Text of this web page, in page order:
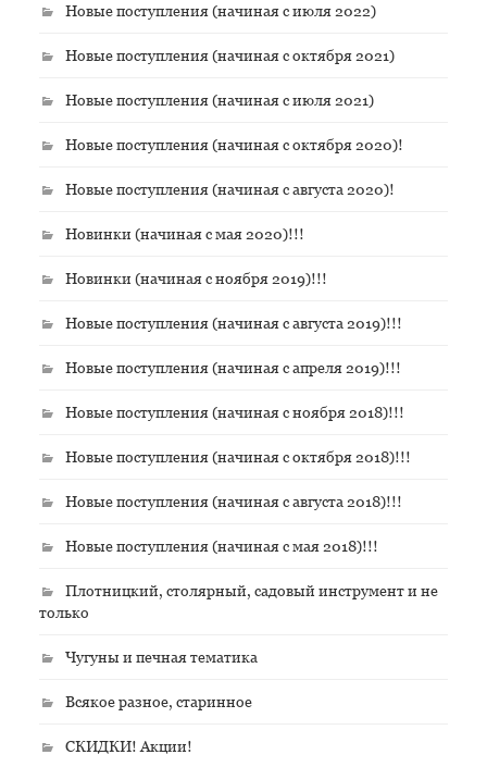
Новые поступления (начиная с июля 2022)
Новые поступления (начиная с октября 2021)
Новые поступления (начиная с июля 2021)
Новые поступления (начиная с октября 2020)!
Новые поступления (начиная с августа 2020)!
Новинки (начиная с мая 2020)!!!
Новинки (начиная с ноября 2019)!!!
Новые поступления (начиная с августа 2019)!!!
Новые поступления (начиная с апреля 2019)!!!
Новые поступления (начиная с ноября 2018)!!!
Новые поступления (начиная с октября 2018)!!!
Новые поступления (начиная с августа 2018)!!!
Новые поступления (начиная с мая 2018)!!!
Плотницкий, столярный, садовый инструмент и не
только
Чугуны и печная тематика
Всякое разное, старинное
СКИДКИ! Акции!